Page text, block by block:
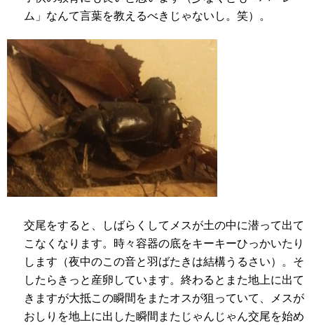
ム」なんて言葉を教えるべきじゃないし。笑）。
交尾をすると、しばらくしてメスが土の中に潜って出て
こなくなります。時々容器の底をキーキーひっかいたり
します（夜中のこの音と羽ばたきは結構うるさい）。そ
したらきっと産卵しています。終わるとまた地上に出て
きますが大抵この瞬間をまたオスが狙っていて、メスが
おしりを地上に出した瞬間またじゃんじゃん交尾を始め